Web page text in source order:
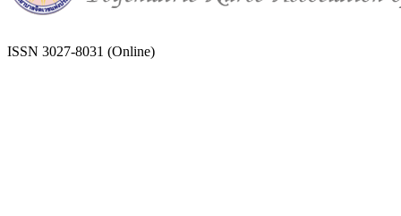
ISSN 3027-8031 (Online)